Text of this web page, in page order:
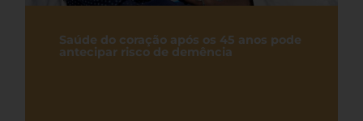
Saúde do coração após os 45 anos pode
antecipar risco de demência